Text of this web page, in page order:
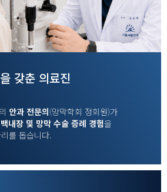
갖춘 의료진
안과 전문의(망막학회 정회원)가
내장 및 망막 수술 증례 경험을
를 돕습니다.